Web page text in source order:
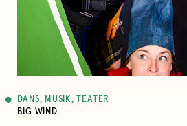
DANS, MUSIK, TEATER
BIG WIND